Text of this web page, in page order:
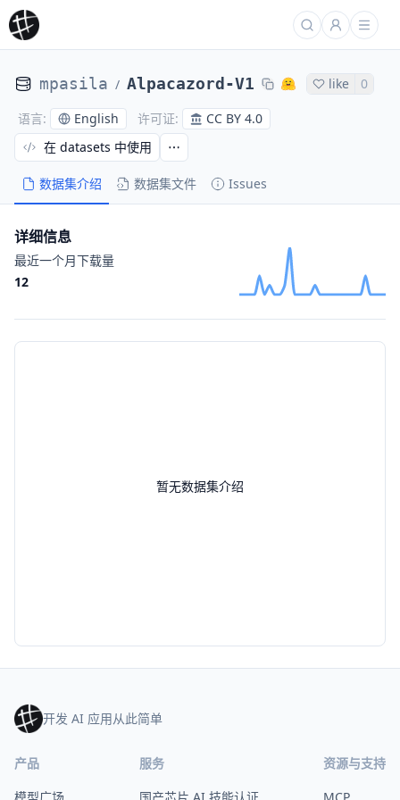
mpasila / Alpacazord-V1 like 0
语言: English 许可证: CC BY 4.0
数据集介绍 数据集文件 Issues
在 datasets 中使用
暂无数据集介绍
详细信息
最近一个月下载量
12
开发 AI 应用从此简单
产品
服务
资源与支持